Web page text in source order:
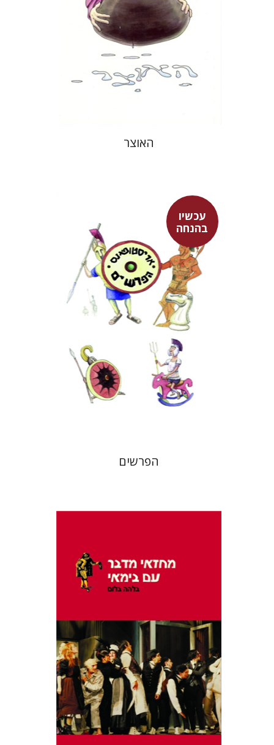
הנחת אתר ספר מודפס
$18
$16
האוצר
עכשיו
בהנחה
אריסטופאנס
דבורה גילולה
זיוה כספי
עכשיו בהנחה
הפרשים
הנחת אתר ספר מודפס
$30
$27